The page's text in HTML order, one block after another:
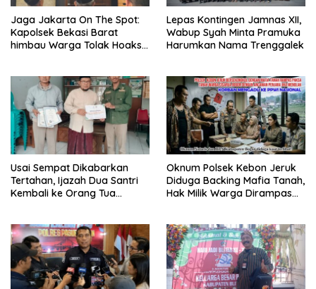
Jaga Jakarta On The Spot:
Kapolsek Bekasi Barat
himbau Warga Tolak Hoaks
Lepas Kontingen Jamnas XII,
Wabup Syah Minta Pramuka
Harumkan Nama Trenggalek
Usai Sempat Dikabarkan
Tertahan, Ijazah Dua Santri
Kembali ke Orang Tua
Oknum Polsek Kebon Jeruk
Diduga Backing Mafia Tanah,
Hak Milik Warga Dirampas